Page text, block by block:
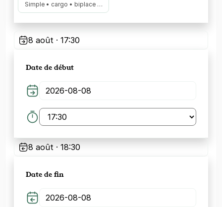
Simple • cargo • biplace …
8 août · 17:30
Date de début
8 août · 18:30
Date de fin